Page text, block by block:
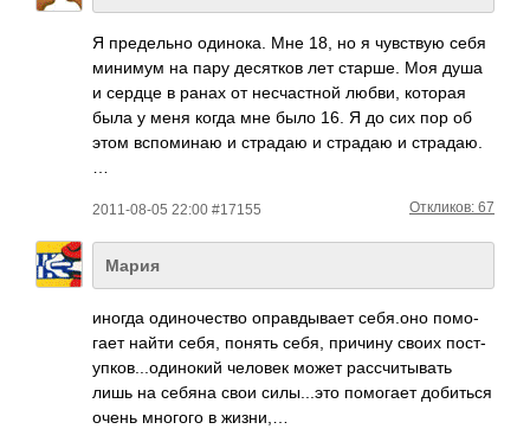
Я предельно одинока. Мне 18, но я чувствую себя
минимум на пару десятков лет старше. Моя душа
и сердце в ранах от несчастной любви, которая
была у меня когда мне было 16. Я до сих пор об
этом вспоминаю и страдаю и страдаю и страдаю.
2011-08-05 22:00 #17155 Откликов: 67
Мария
иногда один­очес­тво опра­вдыв­ает себя­.оно помо­
гает найти себя, понять себя, причину своих пост­
упко­в...­один­окий человек может расс­читы­вать
лишь на себяна свои силы­...это помо­гает доби­ться
очень многого в жизни,…